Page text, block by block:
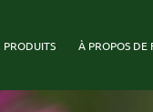
PRODUITS À PROPOS DE